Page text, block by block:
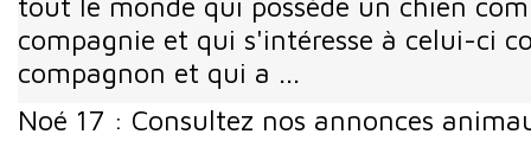
compagnie et qui s'intéresse à celui-ci
compagnon et qui a ...
Noé 17 : Consultez nos annonces